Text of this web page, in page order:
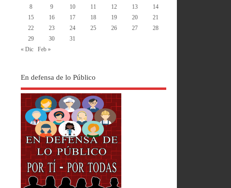
8
9 10 11 12 13
14
15
16 17 18 19 20
21
22
23 24 25 26 27
28
29
30
31
« Dic
Feb »
En defensa de lo Público